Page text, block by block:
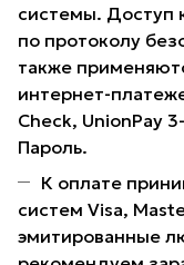
системы. Доступ
по протоколу
также
интернет-
Check, UnionPay
Пароль.
К оплате
систем Visa,
эмитированные